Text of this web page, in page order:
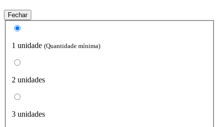
Fechar
1 unidade (Quantidade mínima)
2 unidades
3 unidades